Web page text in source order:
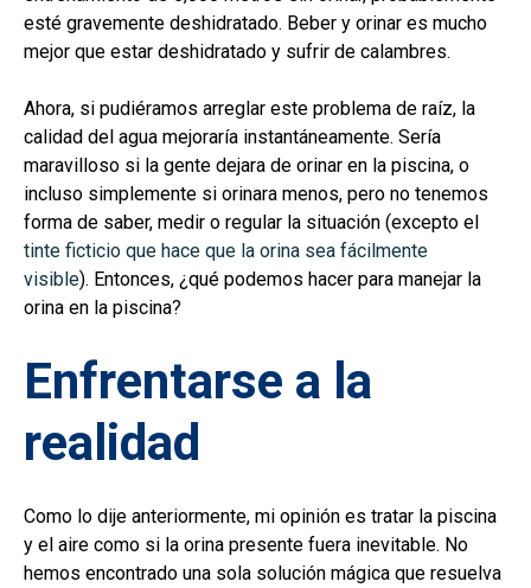
esté gravemente deshidratado. Beber y orinar es mucho
mejor que estar deshidratado y sufrir de calambres.
Ahora, si pudiéramos arreglar este problema de raíz, la
calidad del agua mejoraría instantáneamente. Sería
maravilloso si la gente dejara de orinar en la piscina, o
incluso simplemente si orinara menos, pero no tenemos
forma de saber, medir o regular la situación (excepto el
tinte ficticio que hace que la orina sea fácilmente
visible). Entonces, ¿qué podemos hacer para manejar la
orina en la piscina?
Enfrentarse a la
realidad
Como lo dije anteriormente, mi opinión es tratar la piscina
y el aire como si la orina presente fuera inevitable. No
hemos encontrado una sola solución mágica que resuelva